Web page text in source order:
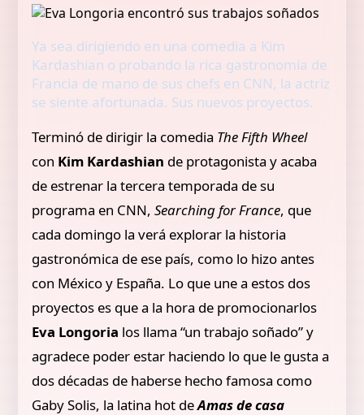
Ya sea dirigiendo en una comedia a Kim
Kardashian o probando la rica gastronomía de
Francia de mano de sus chefs en CNN, la actriz
se siente afortunada. Sus nuevos proyectos.
Terminó de dirigir la comedia The Fifth Wheel
con Kim Kardashian de protagonista y acaba
de estrenar la tercera temporada de su
programa en CNN, Searching for France, que
cada domingo la verá explorar la historia
gastronómica de ese país, como lo hizo antes
con México y España. Lo que une a estos dos
proyectos es que a la hora de promocionarlos
Eva Longoria los llama “un trabajo soñado” y
agradece poder estar haciendo lo que le gusta a
dos décadas de haberse hecho famosa como
Gaby Solis, la latina hot deAmas de casa